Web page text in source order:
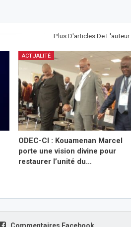
Plus D'articles De L'auteur
ACTUALITÉ
ODEC-CI : Kouamenan Marcel
porte une vision divine pour
restaurer l’unité du…
Commentaires Facebook